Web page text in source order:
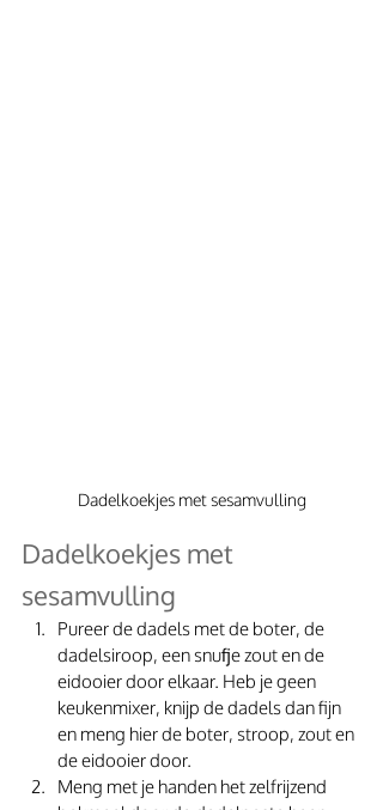
Dadelkoekjes met sesamvulling
Dadelkoekjes met
sesamvulling
Pureer de dadels met de boter, de
dadelsiroop, een snufje zout en de
eidooier door elkaar. Heb je geen
keukenmixer, knijp de dadels dan fijn
en meng hier de boter, stroop, zout en
de eidooier door.
Meng met je handen het zelfrijzend